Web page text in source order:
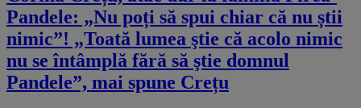
Pandele: „Nu poți să spui chiar că nu știi
nimic”! „Toată lumea ştie că acolo nimic
nu se întâmplă fără să ştie domnul
Pandele”, mai spune Crețu